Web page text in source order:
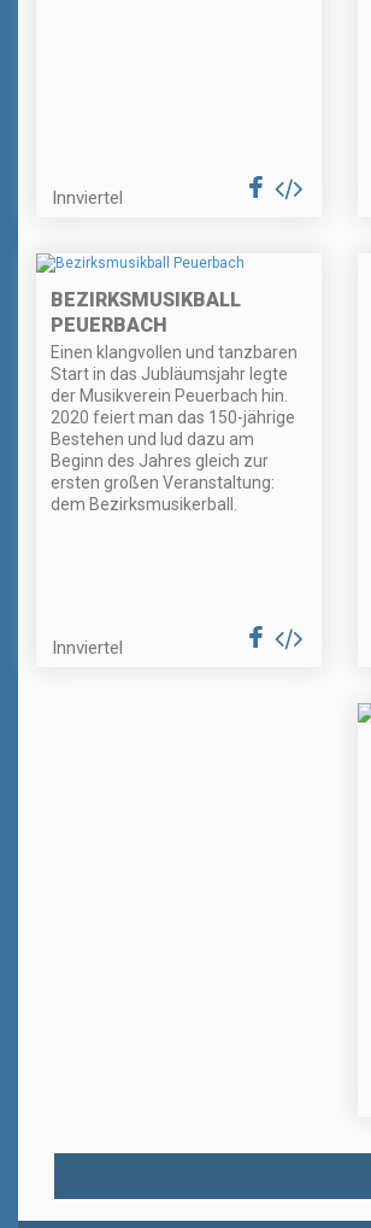
Innviertel
BEZIRKSMUSIKBALL
PEUERBACH
Einen klangvollen und tanzbaren
Start in das Jubläumsjahr legte
der Musikverein Peuerbach hin.
2020 feiert man das 150-jährige
Bestehen und lud dazu am
Beginn des Jahres gleich zur
ersten großen Veranstaltung:
dem Bezirksmusikerball.
Innviertel